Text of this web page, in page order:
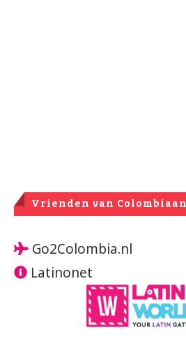
Vrienden van
Go2Colombia.nl
Latinonet